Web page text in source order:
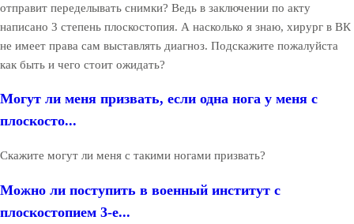
отправит переделывать снимки? Ведь в заключении по акту
написано 3 степень плоскостопия. А насколько я знаю, хирург в ВК
не имеет права сам выставлять диагноз. Подскажите пожалуйста
как быть и чего стоит ожидать?
Могут ли меня призвать, если одна нога у меня с
плоскосто...
Скажите могут ли меня с такими ногами призвать?
Можно ли поступить в военный институт с
плоскостопием 3-е...